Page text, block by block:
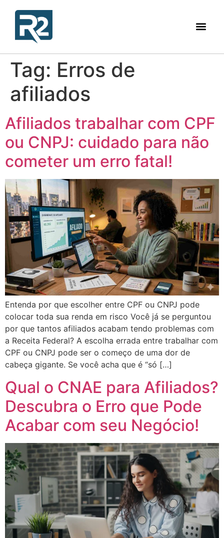
Tag: Erros de
afiliados
Afiliados trabalhar com CPF
ou CNPJ: cuidado para não
cometer um erro fatal!
Entenda por que escolher entre CPF ou CNPJ pode
colocar toda sua renda em risco Você já se perguntou
por que tantos afiliados acabam tendo problemas com
a Receita Federal? A escolha errada entre trabalhar com
CPF ou CNPJ pode ser o começo de uma dor de
cabeça gigante. Se você acha que é “só […]
Qual o CNAE para Afiliados?
Descubra o Erro que Pode
Acabar com seu Negócio!